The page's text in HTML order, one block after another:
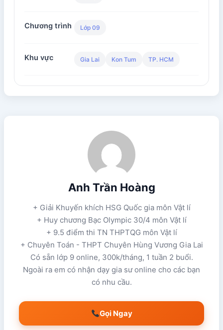
Chương trình Lớp 09
Khu vực Gia Lai Kon Tum TP. HCM
Anh Trần Hoàng
+ Giải Khuyến khích HSG Quốc gia môn Vật lí
+ Huy chương Bạc Olympic 30/4 môn Vật lí
+ 9.5 điểm thi TN THPTQG môn Vật lí
+ Chuyên Toán - THPT Chuyên Hùng Vương Gia Lai
Có sẵn lớp 9 online, 300k/tháng, 1 tuần 2 buổi.
Ngoài ra em có nhận dạy gia sư online cho các bạn
có nhu cầu.
Gọi Ngay